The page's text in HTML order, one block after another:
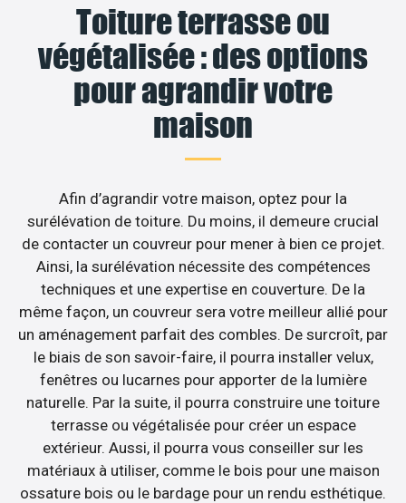
Toiture terrasse ou
végétalisée : des options
pour agrandir votre
maison
Afin d’agrandir votre maison, optez pour la
surélévation de toiture. Du moins, il demeure crucial
de contacter un couvreur pour mener à bien ce projet.
Ainsi, la surélévation nécessite des compétences
techniques et une expertise en couverture. De la
même façon, un couvreur sera votre meilleur allié pour
un aménagement parfait des combles. De surcroît, par
le biais de son savoir-faire, il pourra installer velux,
fenêtres ou lucarnes pour apporter de la lumière
naturelle. Par la suite, il pourra construire une toiture
terrasse ou végétalisée pour créer un espace
extérieur. Aussi, il pourra vous conseiller sur les
matériaux à utiliser, comme le bois pour une maison
ossature bois ou le bardage pour un rendu esthétique.